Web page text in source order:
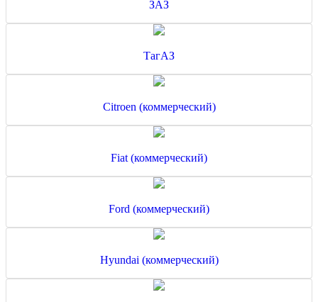
ЗАЗ
ТагАЗ
Citroen (коммерческий)
Fiat (коммерческий)
Ford (коммерческий)
Hyundai (коммерческий)